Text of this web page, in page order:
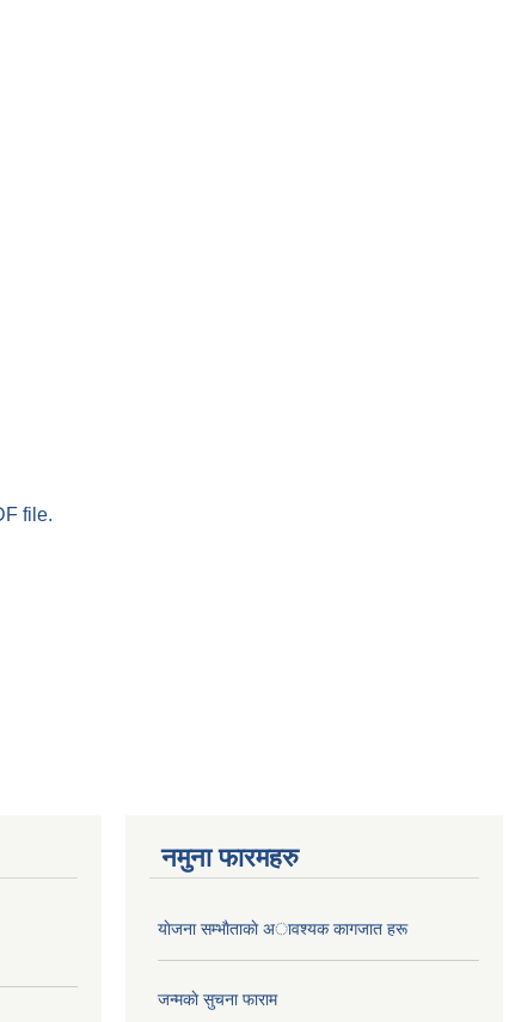
file.
नमुना फारमहरु
याेजना सम्भाैताकाे अावश्यक कागजात हरू
जन्मकाे सुचना फाराम